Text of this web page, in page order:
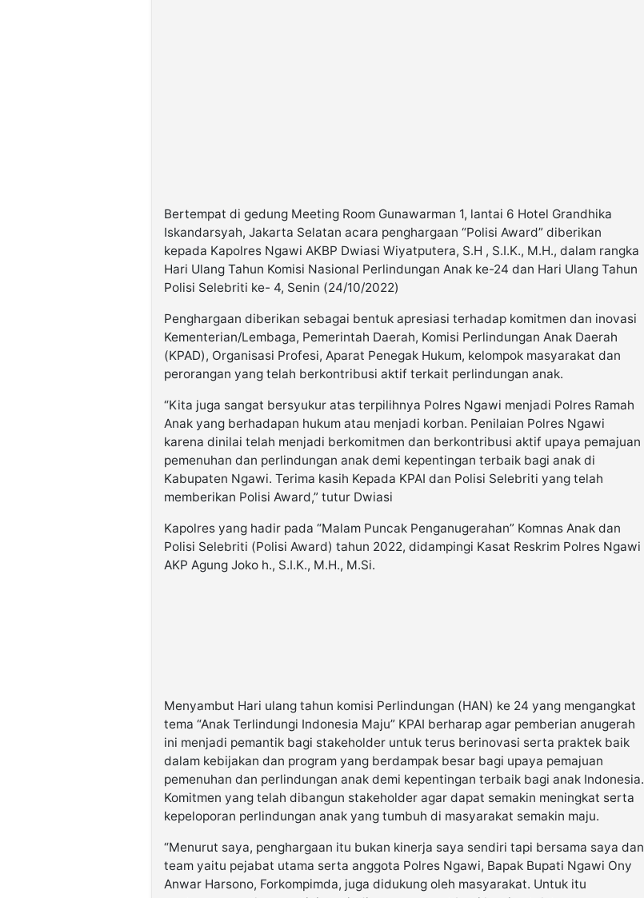
Bertempat di gedung Meeting Room Gunawarman 1, lantai 6 Hotel Grandhika
Iskandarsyah, Jakarta Selatan acara penghargaan “Polisi Award” diberikan
kepada Kapolres Ngawi AKBP Dwiasi Wiyatputera, S.H , S.I.K., M.H., dalam rangka
Hari Ulang Tahun Komisi Nasional Perlindungan Anak ke-24 dan Hari Ulang Tahun
Polisi Selebriti ke- 4, Senin (24/10/2022)
Penghargaan diberikan sebagai bentuk apresiasi terhadap komitmen dan inovasi
Kementerian/Lembaga, Pemerintah Daerah, Komisi Perlindungan Anak Daerah
(KPAD), Organisasi Profesi, Aparat Penegak Hukum, kelompok masyarakat dan
perorangan yang telah berkontribusi aktif terkait perlindungan anak.
“Kita juga sangat bersyukur atas terpilihnya Polres Ngawi menjadi Polres Ramah
Anak yang berhadapan hukum atau menjadi korban. Penilaian Polres Ngawi
karena dinilai telah menjadi berkomitmen dan berkontribusi aktif upaya pemajuan
pemenuhan dan perlindungan anak demi kepentingan terbaik bagi anak di
Kabupaten Ngawi. Terima kasih Kepada KPAI dan Polisi Selebriti yang telah
memberikan Polisi Award,” tutur Dwiasi
Kapolres yang hadir pada “Malam Puncak Penganugerahan” Komnas Anak dan
Polisi Selebriti (Polisi Award) tahun 2022, didampingi Kasat Reskrim Polres Ngawi
AKP Agung Joko h., S.I.K., M.H., M.Si.
Menyambut Hari ulang tahun komisi Perlindungan (HAN) ke 24 yang mengangkat
tema “Anak Terlindungi Indonesia Maju” KPAI berharap agar pemberian anugerah
ini menjadi pemantik bagi stakeholder untuk terus berinovasi serta praktek baik
dalam kebijakan dan program yang berdampak besar bagi upaya pemajuan
pemenuhan dan perlindungan anak demi kepentingan terbaik bagi anak Indonesia.
Komitmen yang telah dibangun stakeholder agar dapat semakin meningkat serta
kepeloporan perlindungan anak yang tumbuh di masyarakat semakin maju.
“Menurut saya, penghargaan itu bukan kinerja saya sendiri tapi bersama saya dan
team yaitu pejabat utama serta anggota Polres Ngawi, Bapak Bupati Ngawi Ony
Anwar Harsono, Forkompimda, juga didukung oleh masyarakat. Untuk itu